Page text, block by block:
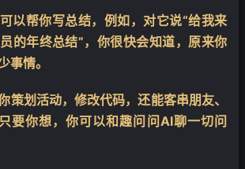
以帮你写总结，例如，对它说“给我来
的年终总结”，你很快会知道，原来你
事情。
策划活动，修改代码，还能客串朋友、
要你想，你可以和趣问问AI聊一切问